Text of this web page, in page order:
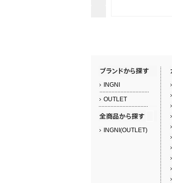
INGNI
OUTLET
INGNI(OUTLET)